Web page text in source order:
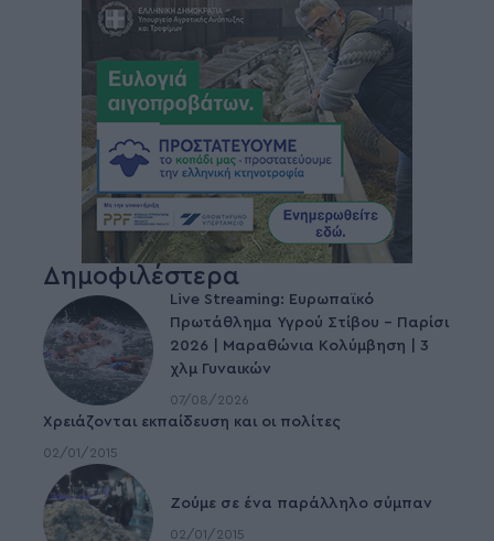
Δημοφιλέστερα
Live Streaming: Ευρωπαϊκό
Πρωτάθλημα Υγρού Στίβου – Παρίσι
2026 | Μαραθώνια Κολύμβηση | 3
χλμ Γυναικών
07/08/2026
Χρειάζονται εκπαίδευση και οι πολίτες
02/01/2015
Ζούμε σε ένα παράλληλο σύμπαν
02/01/2015